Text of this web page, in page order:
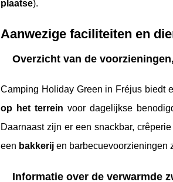
plaatse).
Aanwezige faciliteiten en
Overzicht van de
Camping Holiday Green in Fréjus biedt
op het terrein voor dagelijkse
Daarnaast zijn er een snackbar,
een bakkerij en barbecuevoorzieningen
Informatie over de verwarmde